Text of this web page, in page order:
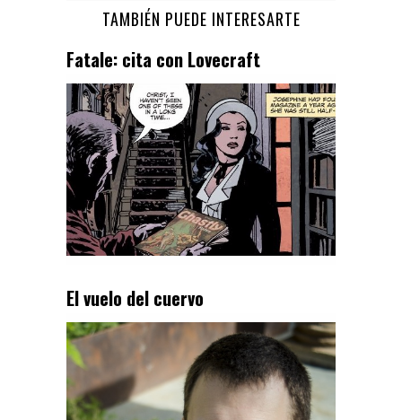
TAMBIÉN PUEDE INTERESARTE
Fatale: cita con Lovecraft
El vuelo del cuervo